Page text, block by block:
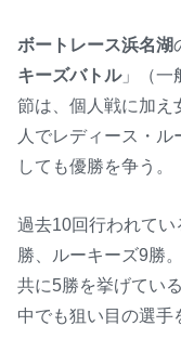
ボートレース浜名湖
キーズバトル」（一
節は、個人戦に加え
人でレディース・
しても優勝を争う。
過去10回行われて
勝、ルーキーズ9勝
共に5勝を挙げてい
中でも狙い目の選手